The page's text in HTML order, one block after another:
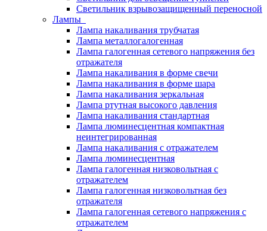
Светильник взрывозащищенный переносной
Лампы
Лампа накаливания трубчатая
Лампа металлогалогенная
Лампа галогенная сетевого напряжения без
отражателя
Лампа накаливания в форме свечи
Лампа накаливания в форме шара
Лампа накаливания зеркальная
Лампа ртутная высокого давления
Лампа накаливания стандартная
Лампа люминесцентная компактная
неинтегрированная
Лампа накаливания с отражателем
Лампа люминесцентная
Лампа галогенная низковольтная с
отражателем
Лампа галогенная низковольтная без
отражателя
Лампа галогенная сетевого напряжения с
отражателем